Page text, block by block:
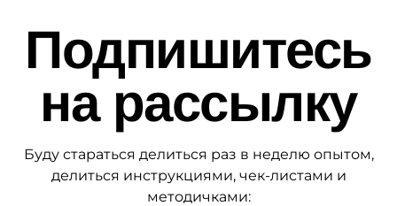
Подпишитесь
на рассылку
Буду стараться делиться раз в неделю опытом,
делиться инструкциями, чек-листами и
методичками: